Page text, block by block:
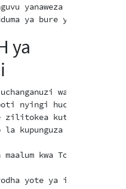
yanaweza
ya
wa SSH,
nyingi huchanganua
kutoka kwa Tor
la kupunguza
kwa Tor, mradi
yote ya itififaki ya